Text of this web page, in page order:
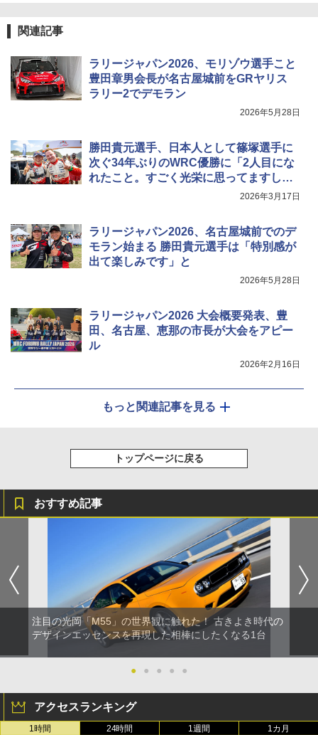
関連記事
ラリージャパン2026、モリゾウ選手こと
豊田章男会長が名古屋城前をGRヤリス
ラリー2でデモラン
2026年5月28日
勝田貴元選手、日本人として篠塚選手に
次ぐ34年ぶりのWRC優勝に「2人目にな
れたこと。すごく光栄に思ってますし、
2026年3月17日
ラリージャパン2026、名古屋城前でのデ
モラン始まる 勝田貴元選手は「特別感が
出て楽しみです」と
2026年5月28日
ラリージャパン2026 大会概要発表、豊
田、名古屋、恵那の市長が大会をアピー
ル
2026年2月16日
もっと関連記事を見る
トップページに戻る
おすすめ記事
注目の光岡「M55」の世界観に触れた！ 古きよき時代の
デザインエッセンスを再現した相棒にしたくなる1台
● ● ● ● ●
アクセスランキング
1時間 24時間 1週間 1カ月